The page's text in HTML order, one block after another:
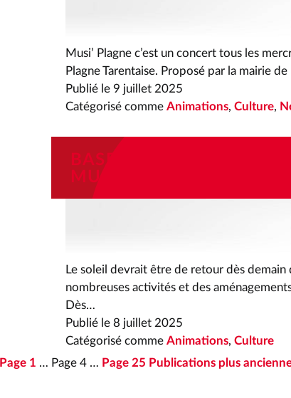
Musi’ Plagne c’est un concert tous les
Plagne Tarentaise. Proposé par la mairie
Publié le 9 juillet 2025
Catégorisé comme Animations, Culture,
BASE DE LOISIRS
MUSI’PLAGNE 9 JUILLET
Le soleil devrait être de retour dès demain
nombreuses activités et des
Dès…
Publié le 8 juillet 2025
Catégorisé comme Animations, Culture
Page 1 … Page 4 … Page 25 Publications plus